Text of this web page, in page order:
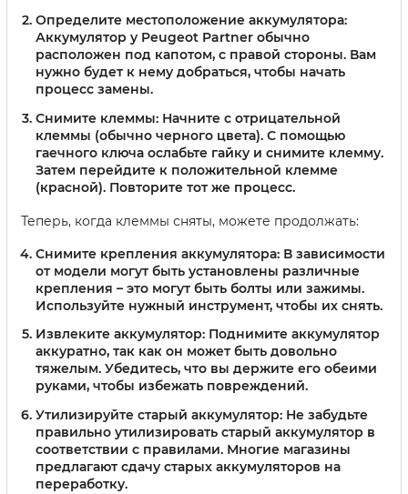
Определите местоположение аккумулятора:
Аккумулятор у Peugeot Partner обычно
расположен под капотом, с правой стороны. Вам
нужно будет к нему добраться, чтобы начать
процесс замены.
Снимите клеммы: Начните с отрицательной
клеммы (обычно черного цвета). С помощью
гаечного ключа ослабьте гайку и снимите клемму.
Затем перейдите к положительной клемме
(красной). Повторите тот же процесс.
Теперь, когда клеммы сняты, можете продолжать:
Снимите крепления аккумулятора: В зависимости
от модели могут быть установлены различные
крепления – это могут быть болты или зажимы.
Используйте нужный инструмент, чтобы их снять.
Извлеките аккумулятор: Поднимите аккумулятор
аккуратно, так как он может быть довольно
тяжелым. Убедитесь, что вы держите его обеими
руками, чтобы избежать повреждений.
Утилизируйте старый аккумулятор: Не забудьте
правильно утилизировать старый аккумулятор в
соответствии с правилами. Многие магазины
предлагают сдачу старых аккумуляторов на
переработку.